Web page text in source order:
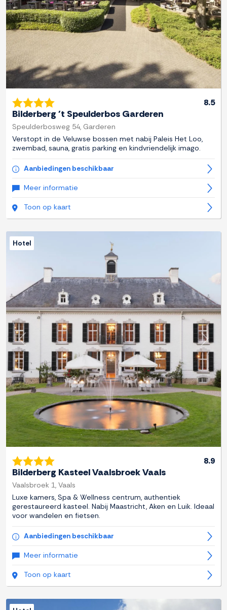
8.5
Bilderberg 't Speulderbos Garderen
Speulderbosweg 54, Garderen
Verstopt in de Veluwse bossen met nabij Paleis Het Loo,
zwembad, sauna, gratis parking en kindvriendelijk imago.
Aanbiedingen beschikbaar
Meer informatie
Toon op kaart
Previous Next
Hotel
8.9
Bilderberg Kasteel Vaalsbroek Vaals
Vaalsbroek 1, Vaals
Luxe kamers, Spa & Wellness centrum, authentiek
gerestaureerd kasteel. Nabij Maastricht, Aken en Luik. Ideaal
voor wandelen en fietsen.
Aanbiedingen beschikbaar
Meer informatie
Toon op kaart